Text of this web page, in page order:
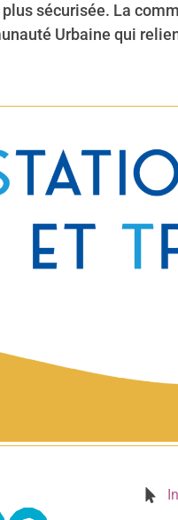
sécurisée. La
Urbaine qui